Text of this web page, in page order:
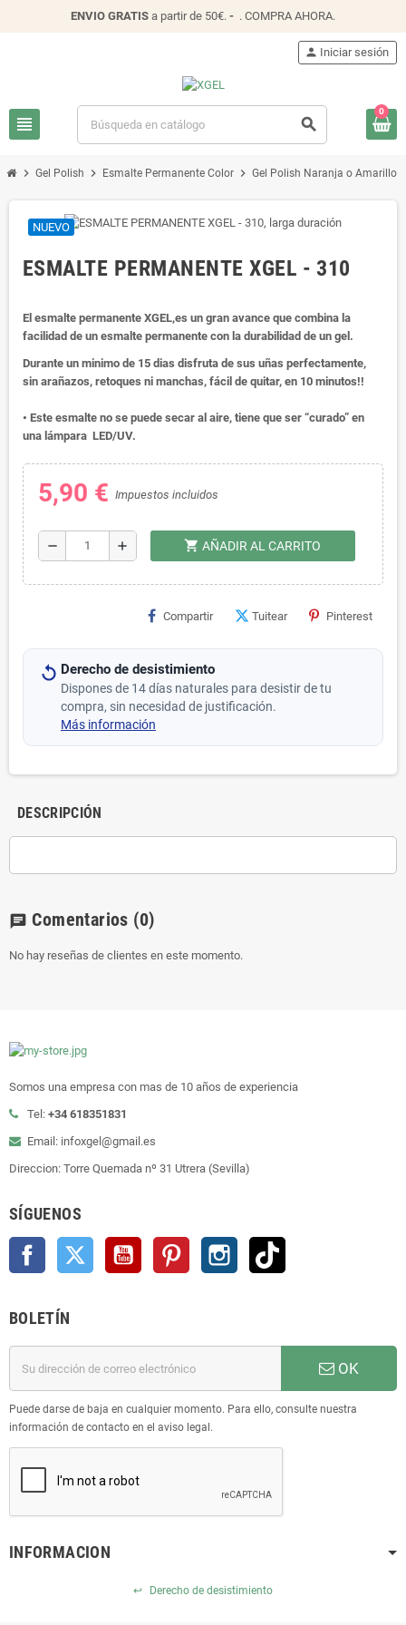
ENVIO GRATIS a partir de 50€. - . COMPRA AHORA.
view_headline search
person Iniciar sesión
0
chevron_right Gel Polish chevron_right Esmalte Permanente Color chevron_right Gel Polish Naranja o Amarillo
NUEVO
ESMALTE PERMANENTE XGEL - 310
El esmalte permanente XGEL,es un gran avance que combina la
facilidad de un esmalte permanente con la durabilidad de un gel.
Durante un minimo de 15 dias disfruta de sus uñas perfectamente,
sin arañazos, retoques ni manchas, fácil de quitar, en 10 minutos!!
• Este esmalte no se puede secar al aire, tiene que ser “curado” en
una lámpara LED/UV.
5,90 € Impuestos incluidos
remove add shopping_cart AÑADIR AL CARRITO
Compartir Tuitear Pinterest
Derecho de desistimiento
Dispones de 14 días naturales para desistir de tu
compra, sin necesidad de justificación.
Más información
DESCRIPCIÓN
chat Comentarios (0)
No hay reseñas de clientes en este momento.
Somos una empresa con mas de 10 años de experiencia
Tel: +34 618351831
Email: infoxgel@gmail.es
Direccion: Torre Quemada nº 31 Utrera (Sevilla)
SÍGUENOS
Facebook Twitter YouTube Pinterest Instagram
BOLETÍN
OK
Puede darse de baja en cualquier momento. Para ello, consulte nuestra
información de contacto en el aviso legal.
INFORMACION
↩ Derecho de desistimiento